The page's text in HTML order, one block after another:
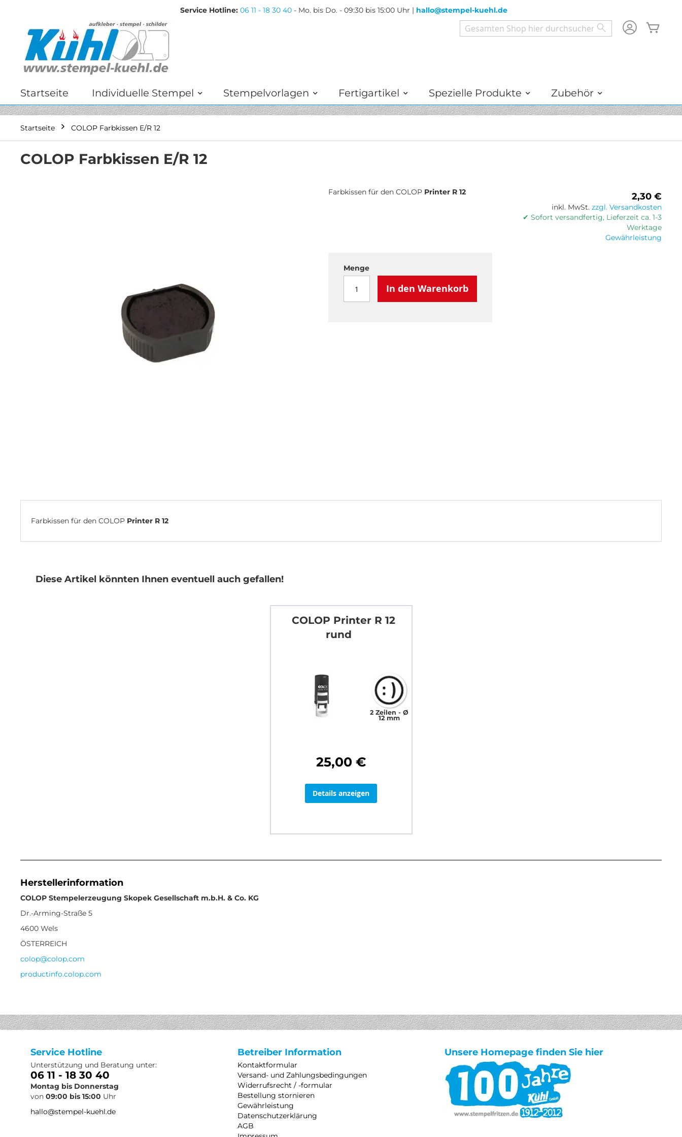
Service Hotline: 06 11 - 18 30 40- Mo. bis Do. - 09:30 bis 15:00 Uhr | hallo@stempel-kuehl.de
springen
Search
Startseite Individuelle Stempel Stempelvorlagen Fertigartikel Spezielle Produkte Zubehör
Startseite COLOP Farbkissen E/R 12
COLOP Farbkissen E/R 12
springen
2,30 €
inkl. MwSt. zzgl. Versandkosten
✔ Sofort versandfertig, Lieferzeit ca. 1-3
Werktage
Gewährleistung
Farbkissen für den COLOP Printer R 12
Menge
In den Warenkorb
Farbkissen für den COLOP Printer R 12
Diese Artikel könnten Ihnen eventuell auch gefallen!
COLOP Printer R 12
rund
2 Zeilen Ø
12 mm
25,00 €
Details anzeigen
Herstellerinformation
COLOP Stempelerzeugung Skopek Gesellschaft m.b.H. & Co. KG
Dr.-Arming-Straße 5
4600 Wels
ÖSTERREICH
colop@colop.com
productinfo.colop.com
Service Hotline
Unterstützung und Beratung unter:
06 11 - 18 30 40
Montag bis Donnerstag
von 09:00 bis 15:00 Uhr
hallo@stempel-kuehl.de
Betreiber Information
Kontaktformular
Versand- und Zahlungsbedingungen
Widerrufsrecht / -formular
Bestellung stornieren
Gewährleistung
Datenschutzerklärung
AGB
Unsere Homepage finden Sie hier